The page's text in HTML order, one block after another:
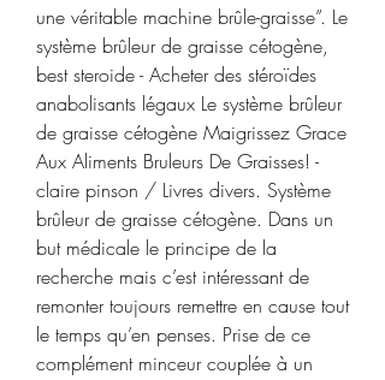
une véritable machine brûle-graisse”. Le
système brûleur de graisse cétogène,
best steroide - Acheter des stéroïdes
anabolisants légaux Le système brûleur
de graisse cétogène Maigrissez Grace
Aux Aliments Bruleurs De Graisses! -
claire pinson / Livres divers. Système
brûleur de graisse cétogène. Dans un
but médicale le principe de la
recherche mais c’est intéressant de
remonter toujours remettre en cause tout
le temps qu’en penses. Prise de ce
complément minceur couplée à un